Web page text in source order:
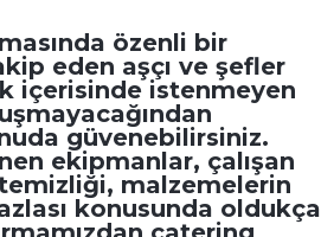
özenli bir
eden aşçı ve şefler
içerisinde istenmeyen
güvenebilirsiniz.
ekipmanlar, çalışan
malzemelerin
konusunda oldukça